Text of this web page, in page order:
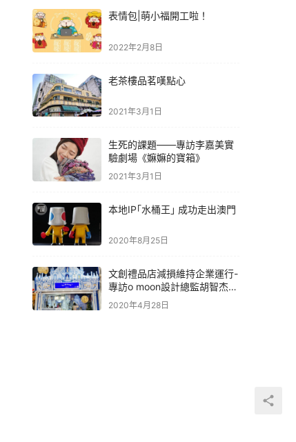
表情包|萌小福開工啦！
2022年2月8日
老茶樓品茗嘆點心
2021年3月1日
生死的課題——專訪李嘉美實
驗劇場《嫲嫲的寶箱》
2021年3月1日
本地IP｢水桶王｣ 成功走出澳門
2020年8月25日
文創禮品店減損維持企業運行-
專訪o moon設計總監胡智杰先
生
2020年4月28日